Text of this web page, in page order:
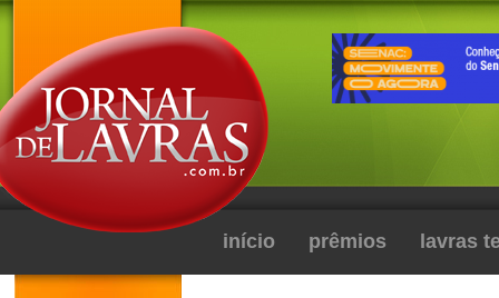
início prêmios lavras